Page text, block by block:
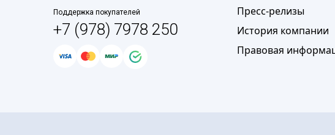
Поддержка покупателей
+7 (978) 7978 250
Пресс-релизы
История компании
Правовая